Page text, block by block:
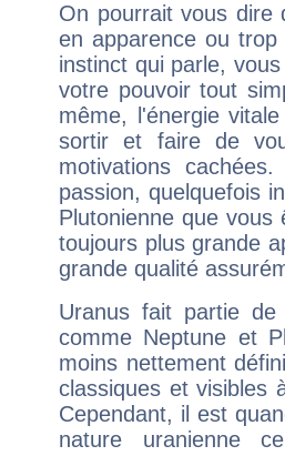
On pourrait vous dire
en apparence ou
instinct qui parle,
votre pouvoir tout
même, l'énergie
sortir et faire de
motivations
passion, quelquefois
Plutonienne que
toujours plus grande
grande qualité
Uranus fait partie
comme Neptune et
moins nettement
classiques et visibles
Cependant, il est
nature uranienne